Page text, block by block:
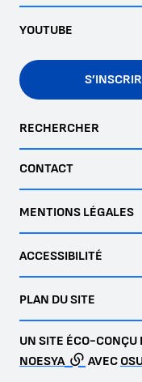
YOUTUBE
RECHERCHER
CONTACT
MENTIONS LÉGALES
ACCESSIBILITÉ
PLAN DU SITE
UN SITE ÉCO-CONÇU
NOESYA
AVEC